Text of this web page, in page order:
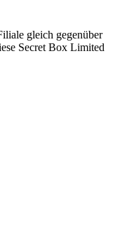
gleich gegenüber
Secret Box Limited